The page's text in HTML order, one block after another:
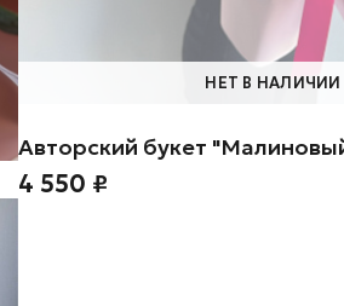
НЕТ В НАЛИЧИИ
Авторский букет
4 550 ₽